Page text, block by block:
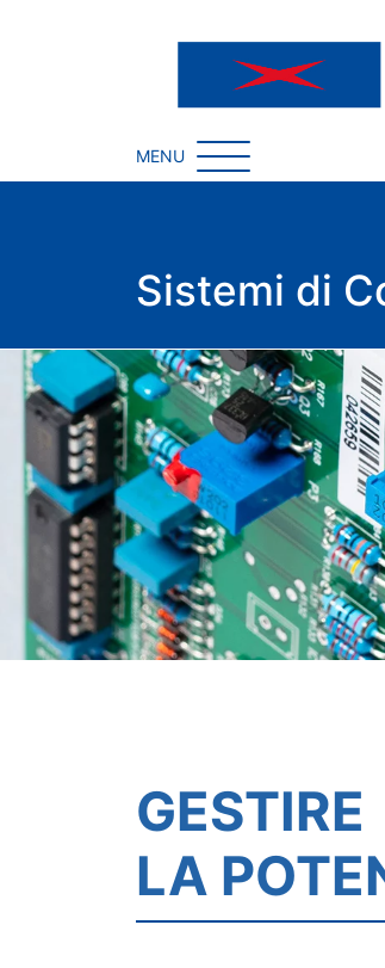
Navigazione
MENU
Sistemi di
GESTIRE
LA